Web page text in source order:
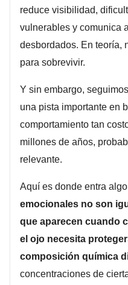
reduce visibilidad,
vulnerables y comunica
desbordados. En teoría,
para sobrevivir.
Y sin embargo,
una pista importante en
comportamiento tan
millones de años,
relevante.
Aquí es donde entra
emocionales no son
que aparecen cuando
el ojo necesita
composición química
concentraciones de